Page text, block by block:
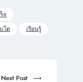
จ
โต
เรียนรู้
Next
Next Post